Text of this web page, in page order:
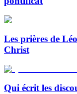
Les prières de
Christ
Qui écrit les